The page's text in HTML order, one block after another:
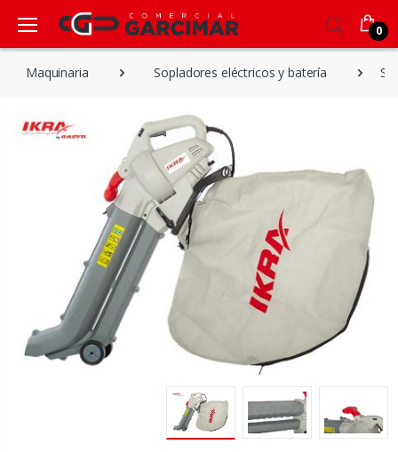
0
Maquinaria Sopladores eléctricos y batería